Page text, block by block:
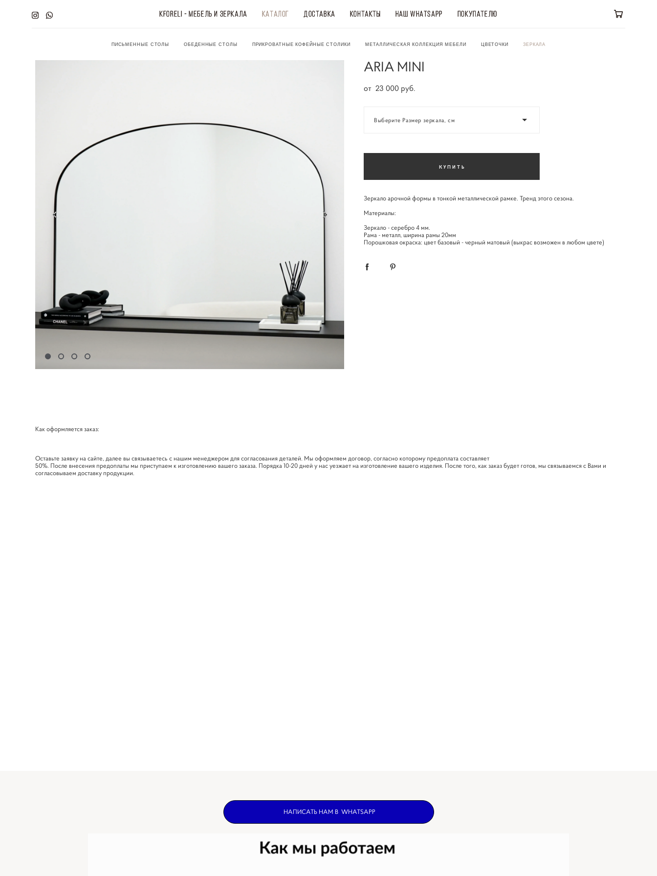
KFORELI - мебель и зеркала КАТАЛОГ ДОСТАВКА КОНТАКТЫ НАШ WHATSAPP ПОКУПАТЕЛЮ
KFORELI - мебель и зеркала КАТАЛОГ ДОСТАВКА КОНТАКТЫ НАШ WHATSAPP ПОКУПАТЕЛЮ
ПИСЬМЕННЫЕ СТОЛЫ OБЕДЕННЫЕ СТОЛЫ ПРИКРОВАТНЫЕ КОФЕЙНЫЕ СТОЛИКИ МЕТАЛЛИЧЕСКАЯ КОЛЛЕКЦИЯ МЕБЕЛИ ЦВЕТОЧКИ ЗЕРКАЛА
ARIA MINI
от 23 000 pуб.
Выберите Размер зеркала, см
КУПИТЬ
Зеркало арочной формы в тонкой металлической рамке. Тренд этого сезона.
Материалы:
Зеркало - серебро 4 мм.
Рама - металл, ширина рамы 20мм
Порошковая окраска: цвет базовый - черный матовый (выкрас возможен в любом цвете)
Как оформляется заказ:
Оставьте заявку на сайте, далее вы связываетесь с нашим менеджером для согласования деталей. Мы оформляем договор, согласно которому предоплата составляет
50%. После внесения предоплаты мы приступаем к изготовлению вашего заказа. Порядка 10-20 дней у нас уезжает на изготовление вашего изделия. После того, как заказ будет готов, мы связываемся с Вами и
согласовываем доставку продукции.
НАПИСАТЬ НАМ В WHATSAPP